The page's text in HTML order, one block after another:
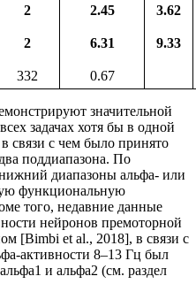
2 2.45
3.62
2 6.31 9.33
332 0.67
значительной
задачах хотя бы в одной
связи с чем было принято
поддиапазона. По
диапазоны альфа- или
функциональную
того, недавние данные
нейронов премоторной
[Bimbi et al., 2018], в связи с
активности 8–13 Гц был
и альфа2 (см. раздел